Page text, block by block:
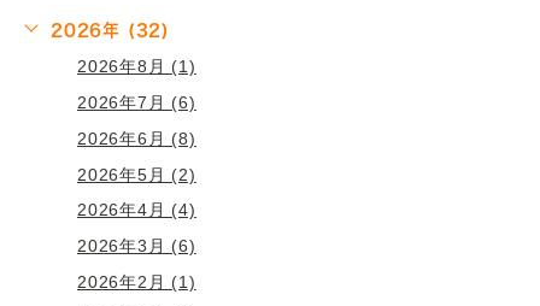
2026年 (32)
2026年8月 (1)
2026年7月 (6)
2026年6月 (8)
2026年5月 (2)
2026年4月 (4)
2026年3月 (6)
2026年2月 (1)